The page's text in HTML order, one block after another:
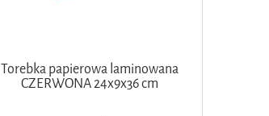
Torebka papierowa laminowana
CZERWONA 24x9x36 cm